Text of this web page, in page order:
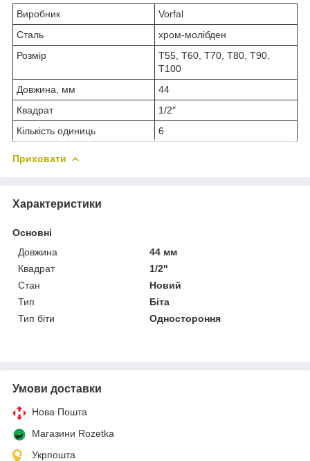
Виробник
Vorfal
Сталь
хром-молібден
Розмір
T55, T60, T70, T80, T90,
T100
Довжина, мм
44
Квадрат
1/2″
Кількість одиниць
6
Приховати
Характеристики
Основні
Довжина
44 мм
Квадрат
1/2"
Стан
Новий
Тип
Біта
Тип біти
Одностороння
Умови доставки
Нова Пошта
Магазини Rozetka
Укрпошта